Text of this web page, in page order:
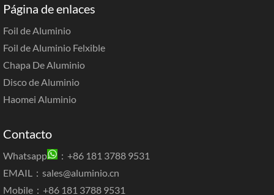
Página de enlaces
Foil de Aluminio
Foil de Aluminio Felxible
Chapa De Aluminio
Disco de Aluminio
Haomei Aluminio
Contacto
Whatsapp
：+86 181 3788 9531
EMAIL： sales@aluminio.cn
Mobile：+86 181 3788 9531